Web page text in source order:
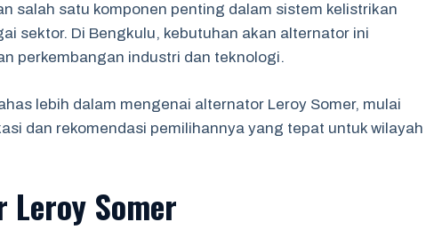
salah satu komponen penting dalam sistem kelistrikan
sektor. Di Bengkulu, kebutuhan akan alternator ini
perkembangan industri dan teknologi.
lebih dalam mengenai alternator Leroy Somer, mulai
dan rekomendasi pemilihannya yang tepat untuk wilayah
Somer